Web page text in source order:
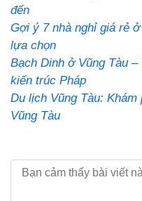
đến
Gợi ý 7 nhà nghỉ giá rẻ
lựa chọn
Bạch Dinh ở Vũng Tàu
kiến trúc Pháp
Du lịch Vũng Tàu:
Vũng Tàu